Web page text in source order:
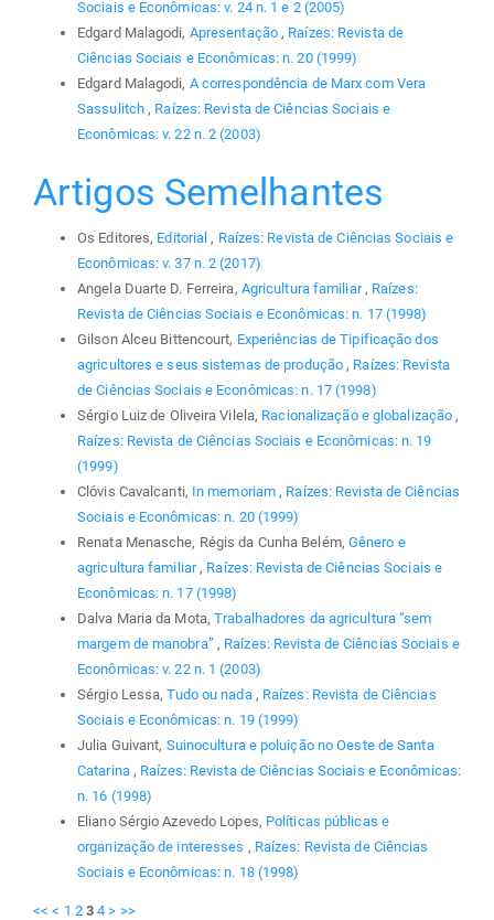
Sociais e Econômicas: v. 24 n. 1 e 2 (2005)
Edgard Malagodi, Apresentação , Raízes: Revista de
Ciências Sociais e Econômicas: n. 20 (1999)
Edgard Malagodi, A correspondência de Marx com Vera
Sassulitch , Raízes: Revista de Ciências Sociais e
Econômicas: v. 22 n. 2 (2003)
Artigos Semelhantes
Os Editores, Editorial, Raízes: Revista de Ciências Sociais e
Econômicas: v. 37 n. 2 (2017)
Angela Duarte D. Ferreira, Agricultura familiar, Raízes:
Revista de Ciências Sociais e Econômicas: n. 17 (1998)
Gilson Alceu Bittencourt, Experiências de Tipificação dos
agricultores e seus sistemas de produção, Raízes: Revista
de Ciências Sociais e Econômicas: n. 17 (1998)
Sérgio Luiz de Oliveira Vilela, Racionalização e globalização,
Raízes: Revista de Ciências Sociais e Econômicas: n. 19
(1999)
Clóvis Cavalcanti, In memoriam, Raízes: Revista de Ciências
Sociais e Econômicas: n. 20 (1999)
Renata Menasche, Régis da Cunha Belém, Gênero e
agricultura familiar, Raízes: Revista de Ciências Sociais e
Econômicas: n. 17 (1998)
Dalva Maria da Mota,Trabalhadores da agricultura “sem
margem de manobra” , Raízes: Revista de Ciências Sociais e
Econômicas: v. 22 n. 1 (2003)
Sérgio Lessa,Tudo ou nada , Raízes: Revista de Ciências
Sociais e Econômicas: n. 19 (1999)
Julia Guivant, Suinocultura e poluição no Oeste de Santa
Catarina , Raízes: Revista de Ciências Sociais e Econômicas:
n. 16 (1998)
Eliano Sérgio Azevedo Lopes, Políticas públicas e
organização de interesses , Raízes: Revista de Ciências
Sociais e Econômicas: n. 18 (1998)
<< < 1 2 3 4 > >>